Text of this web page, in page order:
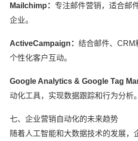
Mailchimp： 专注邮件营销，适合邮
企业。
ActiveCampaign： 结合邮件、CRM
个性化客户互动。
Google Analytics & Google Tag
动化工具，实现数据跟踪和行为分析。
七、企业营销自动化的未来趋势
随着人工智能和大数据技术的发展，